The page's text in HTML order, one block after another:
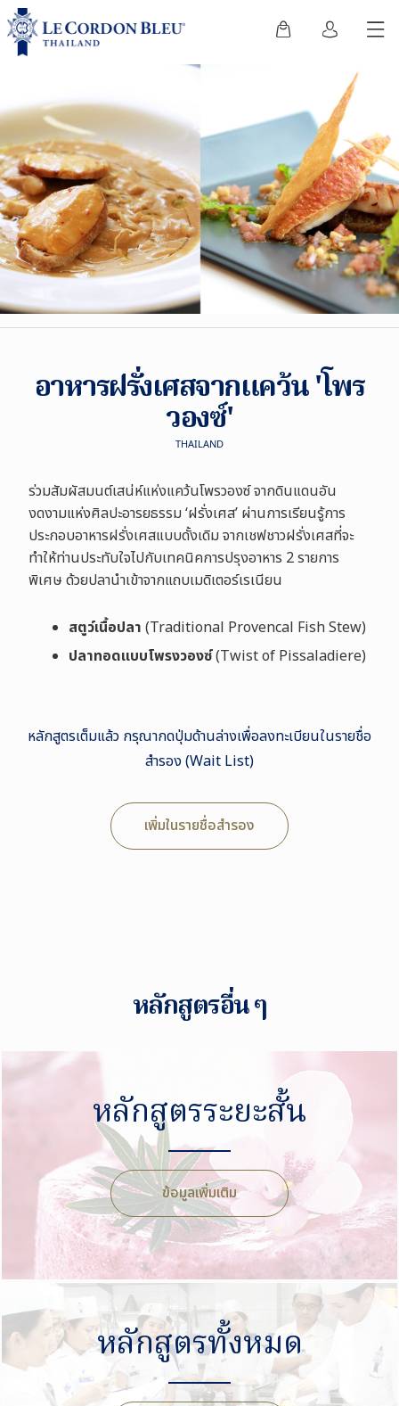
อาหารฝรั่งเศสจากแคว้น 'โพร
วองซ์'
THAILAND
ร่วมสัมผัสมนต์เสน่ห์แห่งแคว้นโพรวองซ์ จากดินแดนอัน
งดงามแห่งศิลปะอารยธรรม ‘ฝรั่งเศส’ ผ่านการเรียนรู้การ
ประกอบอาหารฝรั่งเศสแบบดั้งเดิม จากเชฟชาวฝรั่งเศสที่จะ
ทำให้ท่านประทับใจไปกับเทคนิคการปรุงอาหาร 2รายการ
พิเศษ ด้วยปลานำเข้าจากแถบเมดิเตอร์เรเนียน
สตูว์เนื้อปลา (Traditional Provencal Fish Stew)
ปลาทอดแบบโพรงวองซ์(Twist of Pissaladiere)
หลักสูตรเต็มแล้ว กรุณากดปุ่มด้านล่างเพื่อลงทะเบียนในรายชื่อ
สำรอง (Wait List)
เพิ่มในรายชื่อสำรอง
หลักสูตรอื่น ๆ
หลักสูตรระยะสั้น
ข้อมูลเพิ่มเติม
หลักสูตรทั้งหมด